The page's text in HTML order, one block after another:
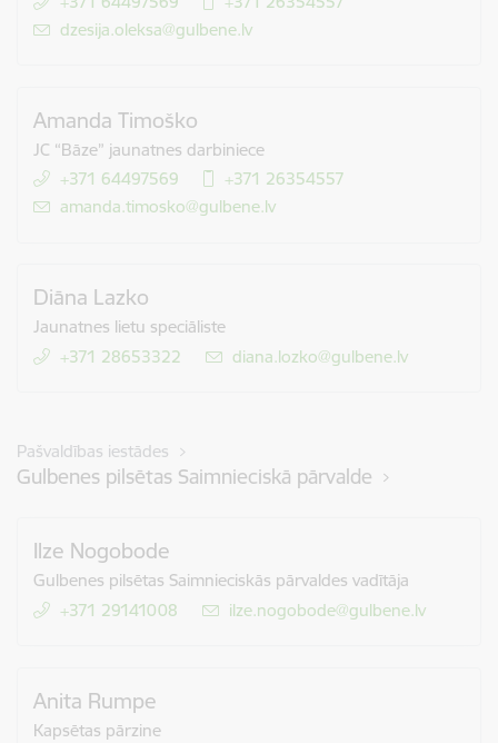
E-pasts:
dzesija.oleksa@gulbene.lv
Amanda Timoško
JC “Bāze” jaunatnes darbiniece
+371 64497569
+371 26354557
E-pasts:
amanda.timosko@gulbene.lv
Diāna Lazko
Jaunatnes lietu speciāliste
+371 28653322
E-pasts:
diana.lozko@gulbene.lv
Pašvaldības iestādes
Gulbenes pilsētas Saimnieciskā pārvalde
Ilze Nogobode
Gulbenes pilsētas Saimnieciskās pārvaldes vadītāja
+371 29141008
E-pasts:
ilze.nogobode@gulbene.lv
Anita Rumpe
Kapsētas pārzine